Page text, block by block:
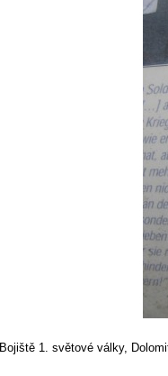
Bojiště 1. světové války,